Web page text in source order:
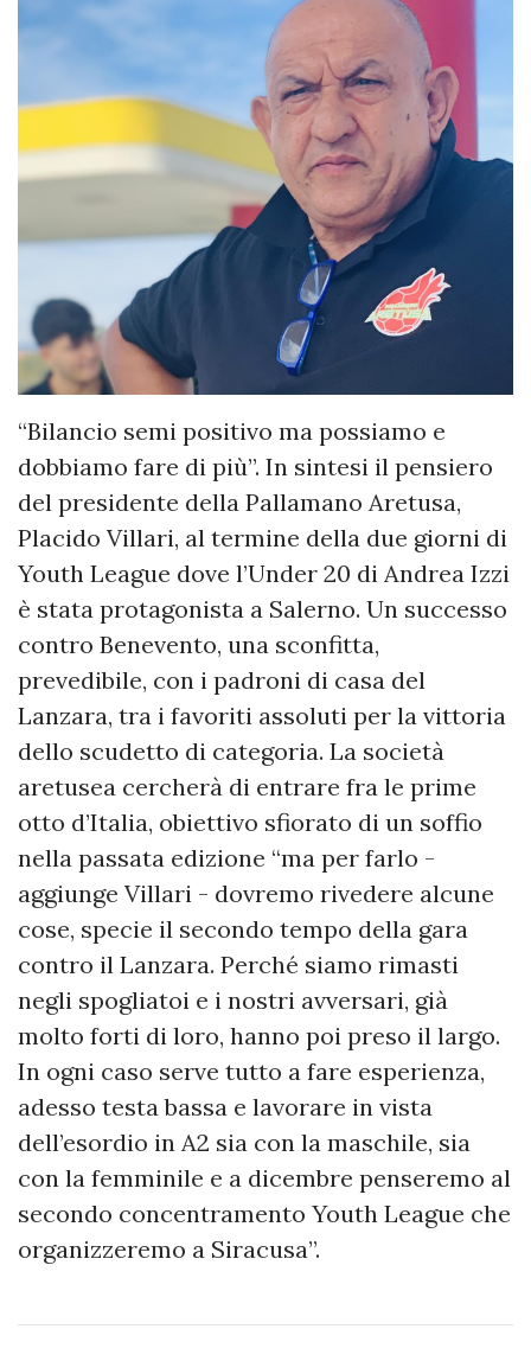
“Bilancio semi positivo ma possiamo e
dobbiamo fare di più”. In sintesi il pensiero
del presidente della Pallamano Aretusa,
Placido Villari, al termine della due giorni di
Youth League dove l’Under 20 di Andrea Izzi
è stata protagonista a Salerno. Un successo
contro Benevento, una sconfitta,
prevedibile, con i padroni di casa del
Lanzara, tra i favoriti assoluti per la vittoria
dello scudetto di categoria. La società
aretusea cercherà di entrare fra le prime
otto d’Italia, obiettivo sfiorato di un soffio
nella passata edizione “ma per farlo -
aggiunge Villari - dovremo rivedere alcune
cose, specie il secondo tempo della gara
contro il Lanzara. Perché siamo rimasti
negli spogliatoi e i nostri avversari, già
molto forti di loro, hanno poi preso il largo.
In ogni caso serve tutto a fare esperienza,
adesso testa bassa e lavorare in vista
dell’esordio in A2 sia con la maschile, sia
con la femminile e a dicembre penseremo al
secondo concentramento Youth League che
organizzeremo a Siracusa”.